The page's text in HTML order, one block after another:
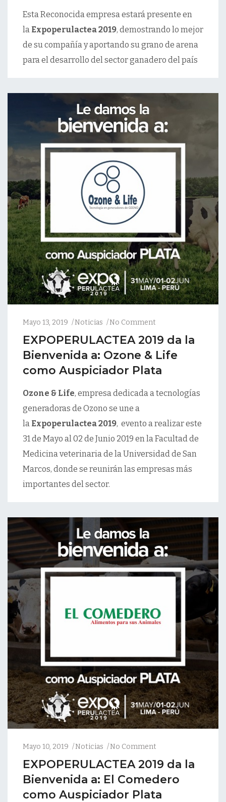
Esta Reconocida empresa estará presente en
la Expoperulactea 2019, demostrando lo mejor
de su compañía y aportando su grano de arena
para el desarrollo del sector ganadero del país
Mayo 13, 2019 Noticias No Comment
EXPOPERULACTEA 2019 da la
Bienvenida a: Ozone & Life
como Auspiciador Plata
Ozone & Life, empresa dedicada a tecnologías
generadoras de Ozono se une a
la Expoperulactea 2019, evento a realizar este
31 de Mayo al 02 de Junio 2019 en la Facultad de
Medicina veterinaria de la Universidad de San
Marcos, donde se reunirán las empresas más
importantes del sector.
Mayo 10, 2019 Noticias No Comment
EXPOPERULACTEA 2019 da la
Bienvenida a: El Comedero
como Auspiciador Plata